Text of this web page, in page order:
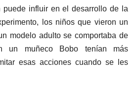
puede influir en el desarrollo de la
los niños que vieron un
modelo adulto se comportaba de
un muñeco Bobo tenían más
esas acciones cuando se les